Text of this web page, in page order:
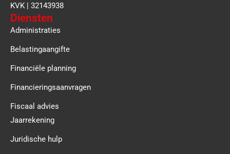
KVK | 32143938
Diensten
Administraties
Belastingaangifte
Financiële planning
Financieringsaanvragen
Fiscaal advies
Jaarrekening
Juridische hulp